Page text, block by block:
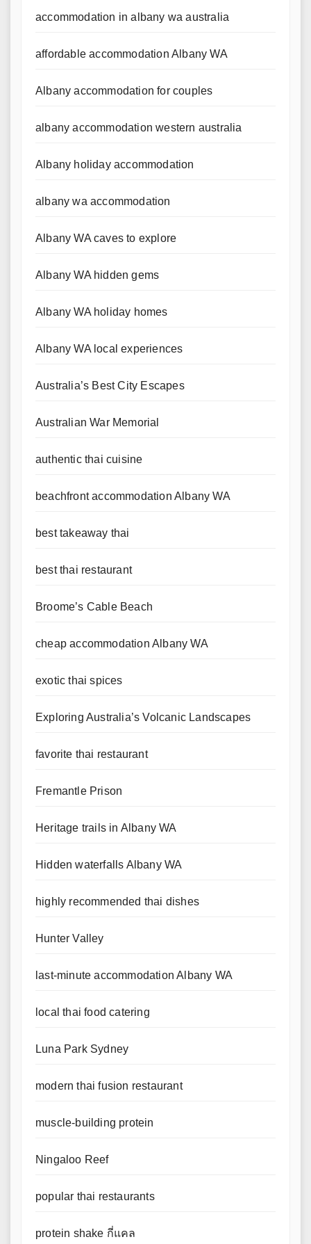
accommodation in albany wa australia
affordable accommodation Albany WA
Albany accommodation for couples
albany accommodation western australia
Albany holiday accommodation
albany wa accommodation
Albany WA caves to explore
Albany WA hidden gems
Albany WA holiday homes
Albany WA local experiences
Australia’s Best City Escapes
Australian War Memorial
authentic thai cuisine
beachfront accommodation Albany WA
best takeaway thai
best thai restaurant
Broome’s Cable Beach
cheap accommodation Albany WA
exotic thai spices
Exploring Australia’s Volcanic Landscapes
favorite thai restaurant
Fremantle Prison
Heritage trails in Albany WA
Hidden waterfalls Albany WA
highly recommended thai dishes
Hunter Valley
last-minute accommodation Albany WA
local thai food catering
Luna Park Sydney
modern thai fusion restaurant
muscle-building protein
Ningaloo Reef
popular thai restaurants
protein shake กี่แคล